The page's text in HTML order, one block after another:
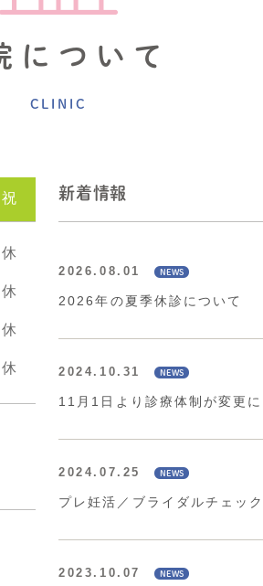
について
CLINIC
祝
休
休
休
休
新着情報
2026.08.01
2026年の夏季休診について
2024.10.31
11月1日より診療体制が変更
2024.07.25
プレ妊活／ブライダルチェッ
2023.10.07